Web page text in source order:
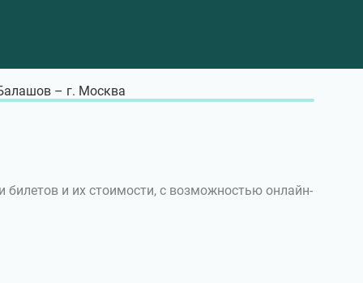
– г. Москва
билетов и их стоимости, с возможностью онлайн-